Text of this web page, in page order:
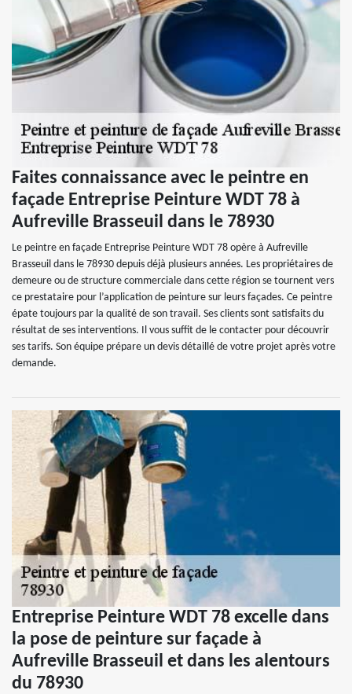
Faites connaissance avec le peintre en
façade Entreprise Peinture WDT 78 à
Aufreville Brasseuil dans le 78930
Le peintre en façade Entreprise Peinture WDT 78 opère à Aufreville
Brasseuil dans le 78930 depuis déjà plusieurs années. Les propriétaires de
demeure ou de structure commerciale dans cette région se tournent vers
ce prestataire pour l’application de peinture sur leurs façades. Ce peintre
épate toujours par la qualité de son travail. Ses clients sont satisfaits du
résultat de ses interventions. Il vous suffit de le contacter pour découvrir
ses tarifs. Son équipe prépare un devis détaillé de votre projet après votre
demande.
Entreprise Peinture WDT 78 excelle dans
la pose de peinture sur façade à
Aufreville Brasseuil et dans les alentours
du 78930